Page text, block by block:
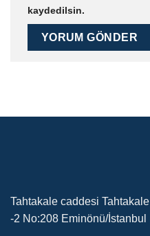
kaydedilsin.
Tahtakale caddesi
-2 No:208 Eminönü/İstanbul